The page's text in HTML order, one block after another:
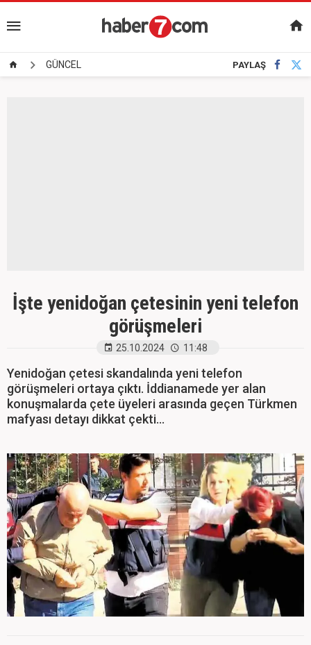
GÜNCEL PAYLAŞ
İşte yenidoğan çetesinin yeni telefon
görüşmeleri
25.10.2024 11:48
Yenidoğan çetesi skandalında yeni telefon
görüşmeleri ortaya çıktı. İddianamede yer alan
konuşmalarda çete üyeleri arasında geçen Türkmen
mafyası detayı dikkat çekti…